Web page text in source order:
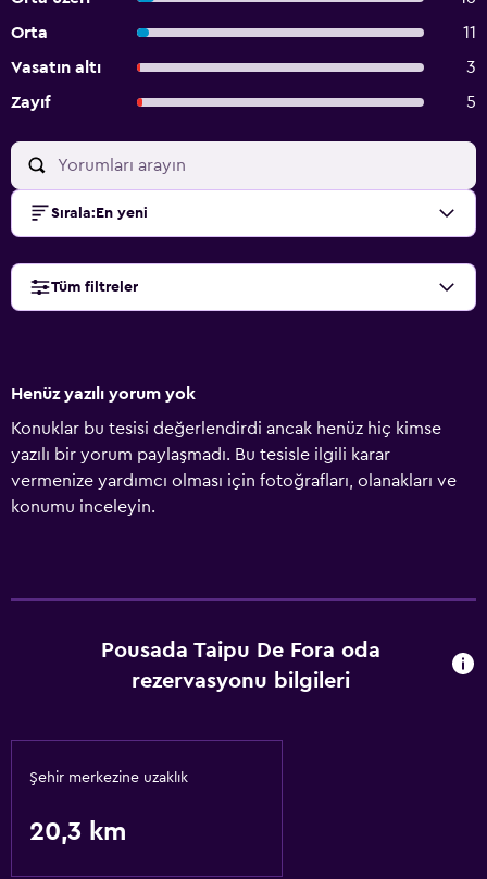
Orta
11
Vasatın altı
3
Zayıf
5
Sırala: En yeni
Tüm filtreler
Henüz yazılı yorum yok
Konuklar bu tesisi değerlendirdi ancak henüz hiç kimse
yazılı bir yorum paylaşmadı. Bu tesisle ilgili karar
vermenize yardımcı olması için fotoğrafları, olanakları ve
konumu inceleyin.
Pousada Taipu De Fora oda
rezervasyonu bilgileri
Şehir merkezine uzaklık
20,3 km